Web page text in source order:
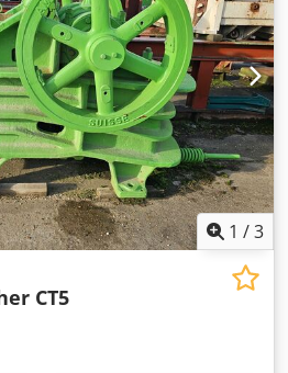
Technische Daten: • Hersteller:
• Baujahr: 1999 • Motor: HATZ
• Leistung: 5 kW •
Handstart • Made in Germany
•
• Verdichten von Boden und
Djdpfx Amsy Sifyjxjwa
Maschine. HATZ Motor –
Einheit.
1 /3
CT5